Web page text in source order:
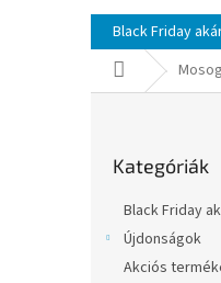
Black Friday
Kezdőlap
átugrása
Kategóriák
Black Friday
Újdonságok
Akciós